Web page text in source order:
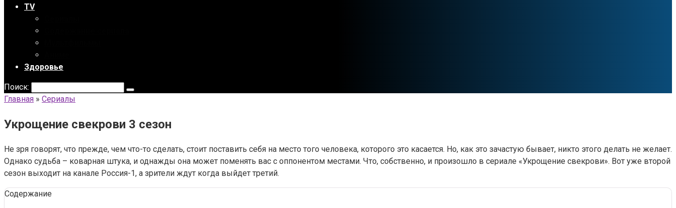
TV
Здоровье
Поиск:
Главная » Сериалы
Укрощение свекрови 3 сезон
Не зря говорят, что прежде, чем что-то сделать, стоит поставить себя на место того человека, которого это касается. Но, как это зачастую бывает, никто этого делать не желает.
Однако судьба – коварная штука, и однажды она может поменять вас с оппонентом местами. Что, собственно, и произошло в сериале «Укрощение свекрови». Вот уже второй
сезон выходит на канале Россия-1, а зрители ждут когда выйдет третий.
Содержание